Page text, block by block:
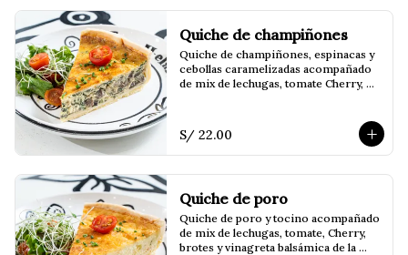
Quiche de champiñones
Quiche de champiñones, espinacas y
cebollas caramelizadas acompañado
de mix de lechugas, tomate Cherry,
S/ 22.00
Quiche de poro
Quiche de poro y tocino acompañado
de mix de lechugas, tomate, Cherry,
brotes y vinagreta balsámica de la